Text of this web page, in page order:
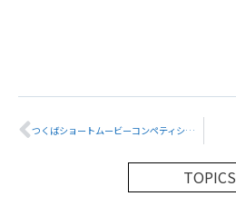
Prev つくばショートムービーコンペティション2020 ウィットスタジオアニメーション賞を受賞いたしました
TOPICS